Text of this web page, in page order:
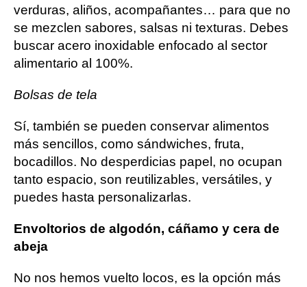
verduras, aliños, acompañantes… para que no
se mezclen sabores, salsas ni texturas. Debes
buscar acero inoxidable enfocado al sector
alimentario al 100%.
Bolsas de tela
Sí, también se pueden conservar alimentos
más sencillos, como sándwiches, fruta,
bocadillos. No desperdicias papel, no ocupan
tanto espacio, son reutilizables, versátiles, y
puedes hasta personalizarlas.
Envoltorios de algodón, cáñamo y cera de
abeja
No nos hemos vuelto locos, es la opción más